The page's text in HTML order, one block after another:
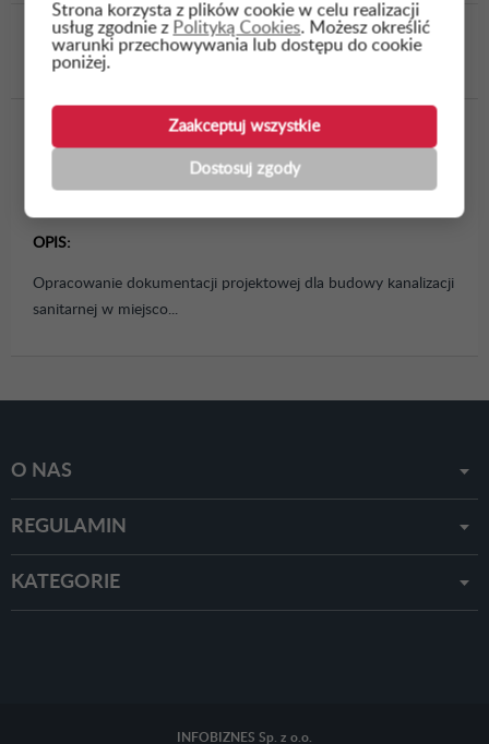
Strona korzysta z plików cookie w celu realizacji
usług zgodnie z Polityką Cookies. Możesz określić
warunki przechowywania lub dostępu do cookie
poniżej.
Zaakceptuj wszystkie
Dostosuj zgody
WSTECZ
Opracowanie dokumentacji projektowej dla
budowy kanalizacji sanitarnej w miejscowości
Brzegi, gm. Wieliczka
OPIS:
Opracowanie dokumentacji projektowej dla budowy kanalizacji
sanitarnej w miejsco...
O NAS
REGULAMIN
KATEGORIE
INFOBIZNES Sp. z o.o.